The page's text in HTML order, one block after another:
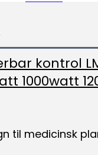
kontrol
1000watt
til medicinsk